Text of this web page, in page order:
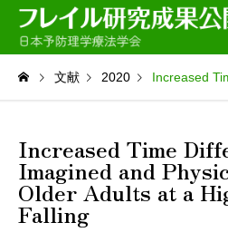
文献 2020 Increased
Increased Time
Imagined and
Older Adults at a
Falling